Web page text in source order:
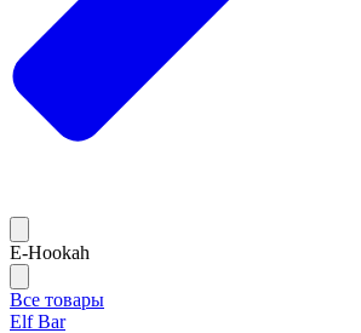
E-Hookah
Все товары
Elf Bar